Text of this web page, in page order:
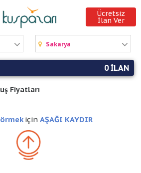
Ücretsiz
İlan Ver
Sakarya
0 ILAN
Fiyatları
için AŞAĞI KAYDIR